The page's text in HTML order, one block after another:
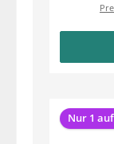
Nur 1